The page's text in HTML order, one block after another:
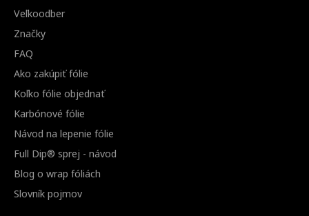
Veľkoodber
Značky
FAQ
Ako zakúpiť fólie
Koľko fólie objednať
Karbónové fólie
Návod na lepenie fólie
Full Dip® sprej - návod
Blog o wrap fóliách
Slovník pojmov